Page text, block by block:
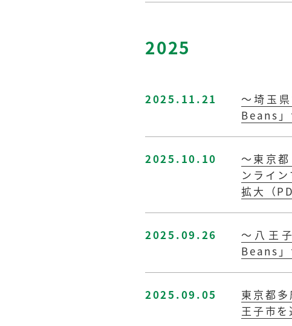
2025
2025.11.21
～埼玉
Beans」
2025.10.10
～東京
ンライ
拡大（
2025.09.26
～八王
Beans」
2025.09.05
東京都
王子市